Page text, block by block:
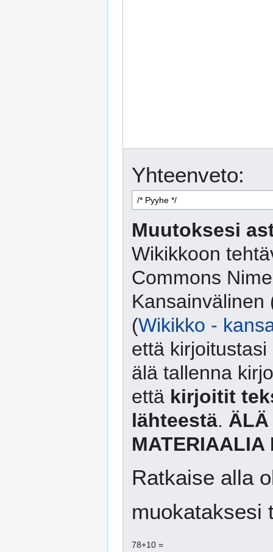
Yhteenveto:
Muutoksesi
Wikikkoon
Commons
Kansainvälinen
(Wikikko -
että
älä tallenna
että kirjoitit
lähteestä. ÄLÄ
MATERIAALIA
Ratkaise alla
muokataksesi
78+10 =